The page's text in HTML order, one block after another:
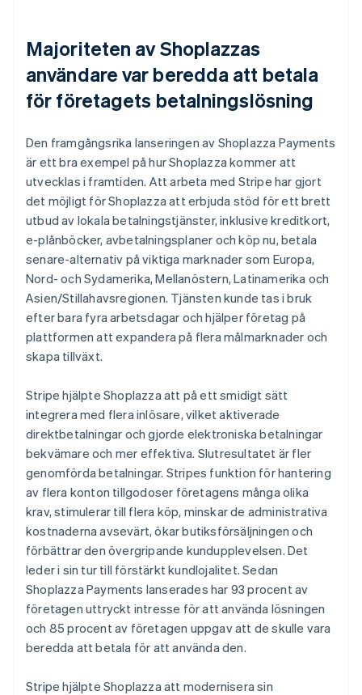
Majoriteten av Shoplazzas
användare var beredda att betala
för företagets betalningslösning
Den framgångsrika lanseringen av Shoplazza Payments
är ett bra exempel på hur Shoplazza kommer att
utvecklas i framtiden. Att arbeta med Stripe har gjort
det möjligt för Shoplazza att erbjuda stöd för ett brett
utbud av lokala betalningstjänster, inklusive kreditkort,
e-plånböcker, avbetalningsplaner och köp nu, betala
senare-alternativ på viktiga marknader som Europa,
Nord- och Sydamerika, Mellanöstern, Latinamerika och
Asien/Stillahavsregionen. Tjänsten kunde tas i bruk
efter bara fyra arbetsdagar och hjälper företag på
plattformen att expandera på flera målmarknader och
skapa tillväxt.
Stripe hjälpte Shoplazza att på ett smidigt sätt
integrera med flera inlösare, vilket aktiverade
direktbetalningar och gjorde elektroniska betalningar
bekvämare och mer effektiva. Slutresultatet är fler
genomförda betalningar. Stripes funktion för hantering
av flera konton tillgodoser företagens många olika
krav, stimulerar till flera köp, minskar de administrativa
kostnaderna avsevärt, ökar butiksförsäljningen och
förbättrar den övergripande kundupplevelsen. Det
leder i sin tur till förstärkt kundlojalitet. Sedan
Shoplazza Payments lanserades har 93 procent av
företagen uttryckt intresse för att använda lösningen
och 85 procent av företagen uppgav att de skulle vara
beredda att betala för att använda den.
Stripe hjälpte Shoplazza att modernisera sin